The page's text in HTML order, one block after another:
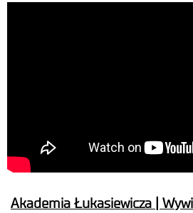
Akademia Łukasiewicza |